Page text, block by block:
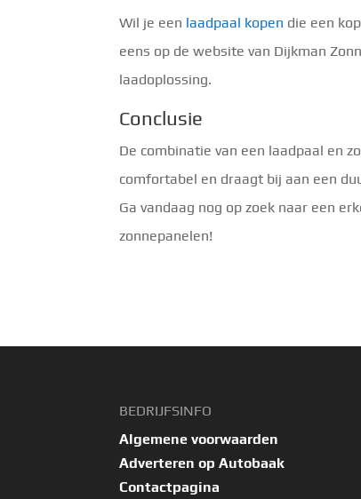
Wil je een laadpaal kopen die een
eens op de website van Dijkman
laadoplossing.
Conclusie
De combinatie van een laadpaal en
comfortabel en draagt bij aan een
Ga vandaag nog op zoek naar een
zonnepanelen!
BEDRIJFSINFO
Algemene voorwaarden
Adverteren op Autobaak
Contactpagina